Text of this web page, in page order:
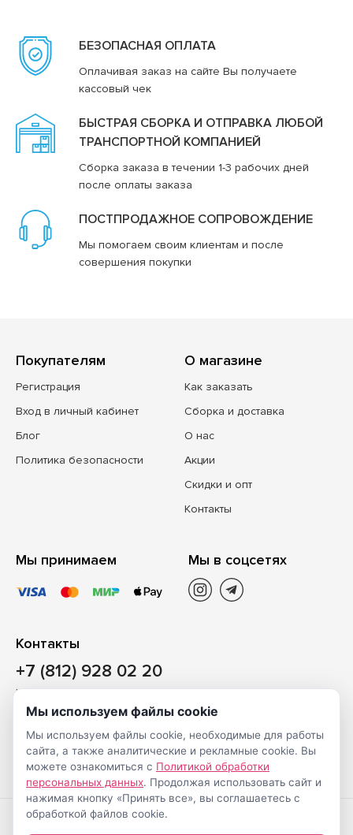
БЕЗОПАСНАЯ ОПЛАТА
Оплачивая заказ на сайте Вы получаете
кассовый чек
БЫСТРАЯ СБОРКА И ОТПРАВКА ЛЮБОЙ
ТРАНСПОРТНОЙ КОМПАНИЕЙ
Сборка заказа в течении 1-3 рабочих дней
после оплаты заказа
ПОСТПРОДАЖНОЕ СОПРОВОЖДЕНИЕ
Мы помогаем своим клиентам и после
совершения покупки
Покупателям
Регистрация
Вход в личный кабинет
Блог
Политика безопасности
О магазине
Как заказать
Сборка и доставка
О нас
Акции
Скидки и опт
Контакты
Мы принимаем Мы в соцсетях
Контакты
+7 (812) 928 02 20
Наш магазин
Санкт-Петербург, ул. Ворошилова, д. 2, Литер «Р» (БЦ
«Сигнал»), 3 этаж, пом. 2
На карте
Мы используем файлы cookie
Мы используем файлы cookie, необходимые для работы
сайта, а также аналитические и рекламные cookie. Вы
можете ознакомиться с Политикой обработки
персональных данных. Продолжая использовать сайт и
нажимая кнопку «Принять все», вы соглашаетесь с
обработкой файлов cookie.